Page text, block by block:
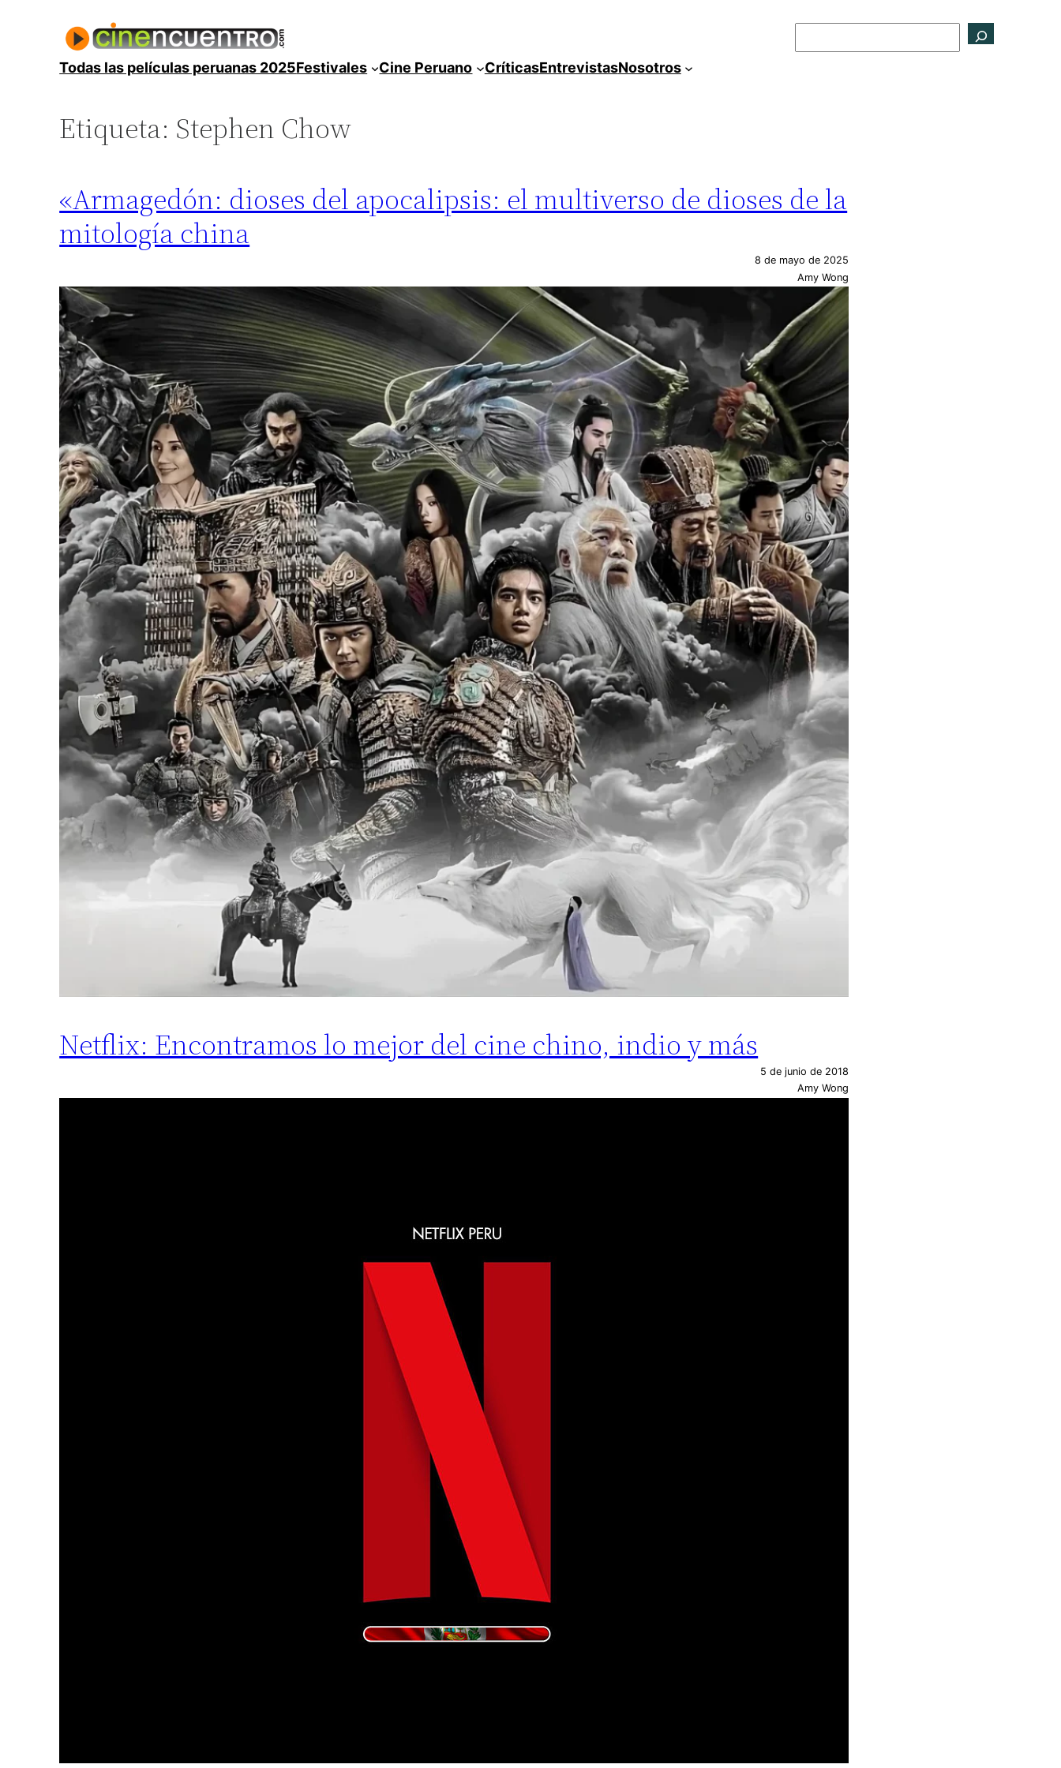
contenidoTodas las películas peruanas 2025Festivales Cine Peruano CríticasEntrevistasNosotros
Etiqueta: Stephen Chow
«Armagedón: dioses del apocalipsis: el multiverso de dioses de la
mitología china
8 de mayo de 2025
Amy Wong
Netflix: Encontramos lo mejor del cine chino, indio y más
5 de junio de 2018
Amy Wong